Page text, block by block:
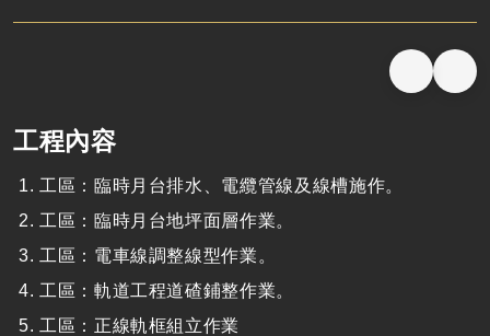
工程內容
工區：臨時月台排水、電纜管線及線槽施作。
工區：臨時月台地坪面層作業。
工區：電車線調整線型作業。
工區：軌道工程道碴鋪整作業。
工區：正線軌框組立作業